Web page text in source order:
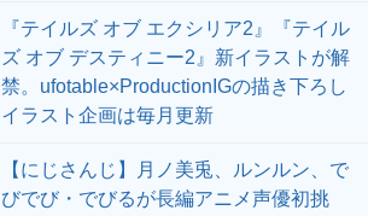
『テイルズ オブ エクシリア2』『テイル
ズ オブ デスティニー2』新イラストが解
禁。ufotable×ProductionIGの描き下ろし
イラスト企画は毎月更新
【にじさんじ】月ノ美兎、ルンルン、で
びでび・でびるが長編アニメ声優初挑